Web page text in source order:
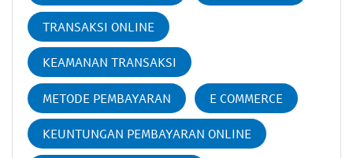
TRANSAKSI ONLINE
KEAMANAN TRANSAKSI
METODE PEMBAYARAN E COMMERCE
KEUNTUNGAN PEMBAYARAN ONLINE